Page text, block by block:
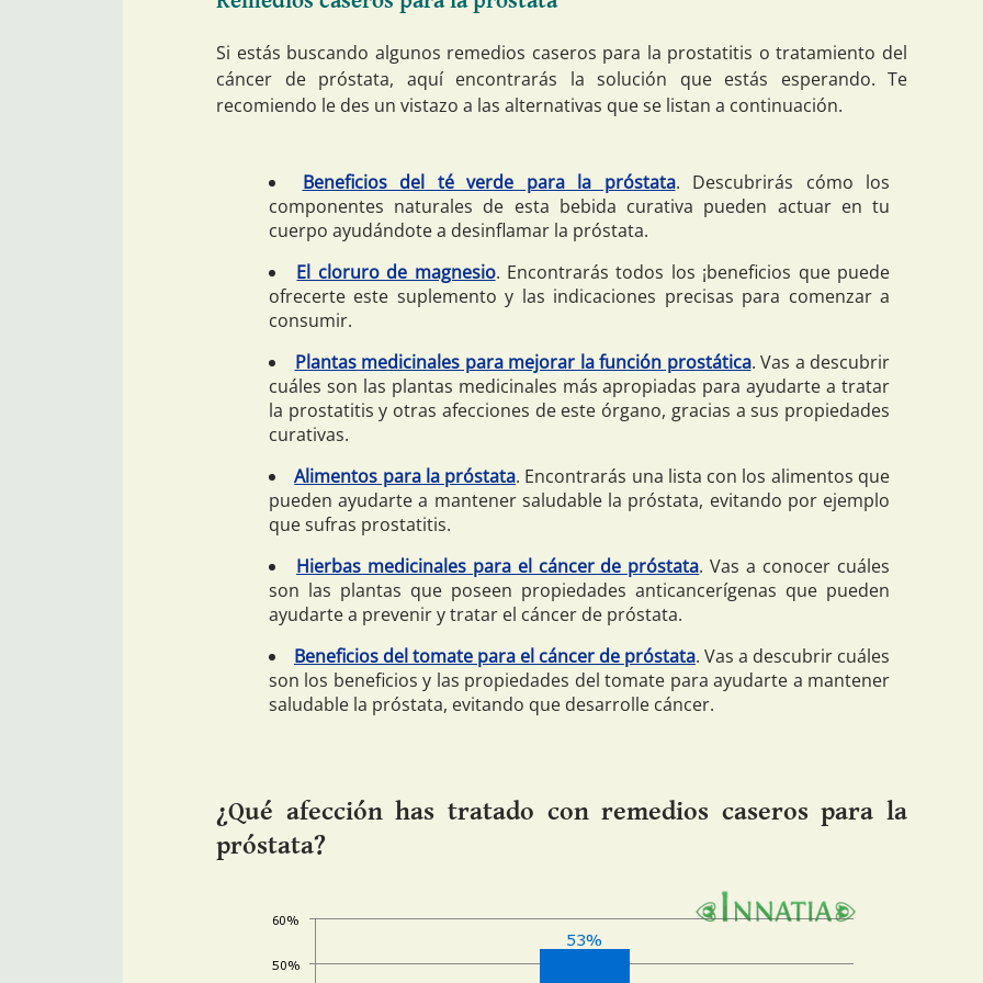
Si estás buscando algunos remedios caseros para la prostatitis o tratamiento del
cáncer de próstata, aquí encontrarás la solución que estás esperando. Te
recomiendo le des un vistazo a las alternativas que se listan a continuación.
Beneficios del té verde para la próstata. Descubrirás cómo los
componentes naturales de esta bebida curativa pueden actuar en tu
cuerpo ayudándote a desinflamar la próstata.
El cloruro de magnesio. Encontrarás todos los ¡beneficios que puede
ofrecerte este suplemento y las indicaciones precisas para comenzar a
consumir.
Plantas medicinales para mejorar la función prostática. Vas a descubrir
cuáles son las plantas medicinales más apropiadas para ayudarte a tratar
la prostatitis y otras afecciones de este órgano, gracias a sus propiedades
curativas.
Alimentos para la próstata. Encontrarás una lista con los alimentos que
pueden ayudarte a mantener saludable la próstata, evitando por ejemplo
que sufras prostatitis.
Hierbas medicinales para el cáncer de próstata. Vas a conocer cuáles
son las plantas que poseen propiedades anticancerígenas que pueden
ayudarte a prevenir y tratar el cáncer de próstata.
Beneficios del tomate para el cáncer de próstata. Vas a descubrir cuáles
son los beneficios y las propiedades del tomate para ayudarte a mantener
saludable la próstata, evitando que desarrolle cáncer.
¿Qué afección has tratado con remedios caseros para la
próstata?